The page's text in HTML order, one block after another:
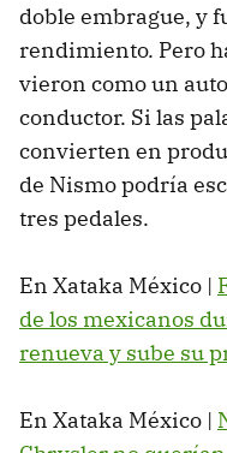
doble embrague, y
rendimiento. Pero
vieron como un
conductor. Si las
convierten en
de Nismo podría
tres pedales.
En Xataka México |
de los mexicanos
renueva y sube su
En Xataka México |